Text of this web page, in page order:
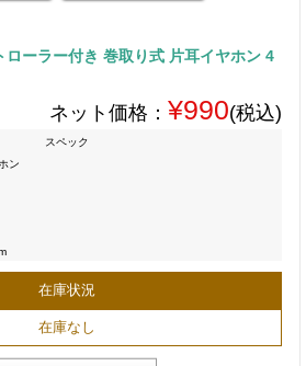
ーラー付き 巻取り式 片耳イヤホン 4
ネット価格： ¥990(税込)
スペック
ン
在庫状況
在庫なし